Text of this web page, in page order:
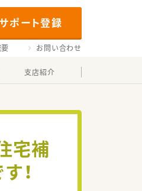
ポート登録
お問い合わせ
支店紹介
宅補
！